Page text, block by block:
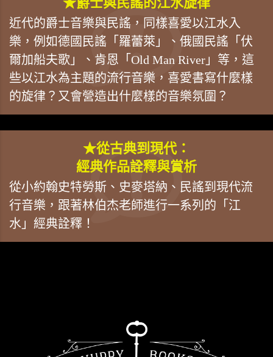
近代的爵士音樂與民謠，同樣喜愛以江水入
樂，例如德國民謠「羅蕾萊」、俄國民謠「伏
爾加船夫歌」、肯恩「Old Man River」等，這
些以江水為主題的流行音樂，喜愛書寫什麼樣
的旋律？又會營造出什麼樣的音樂氛圍？
★從古典到現代：
經典作品詮釋與賞析
從小約翰史特勞斯、史麥塔納、民謠到現代流
行音樂，跟著林伯杰老師進行一系列的「江
水」經典詮釋！